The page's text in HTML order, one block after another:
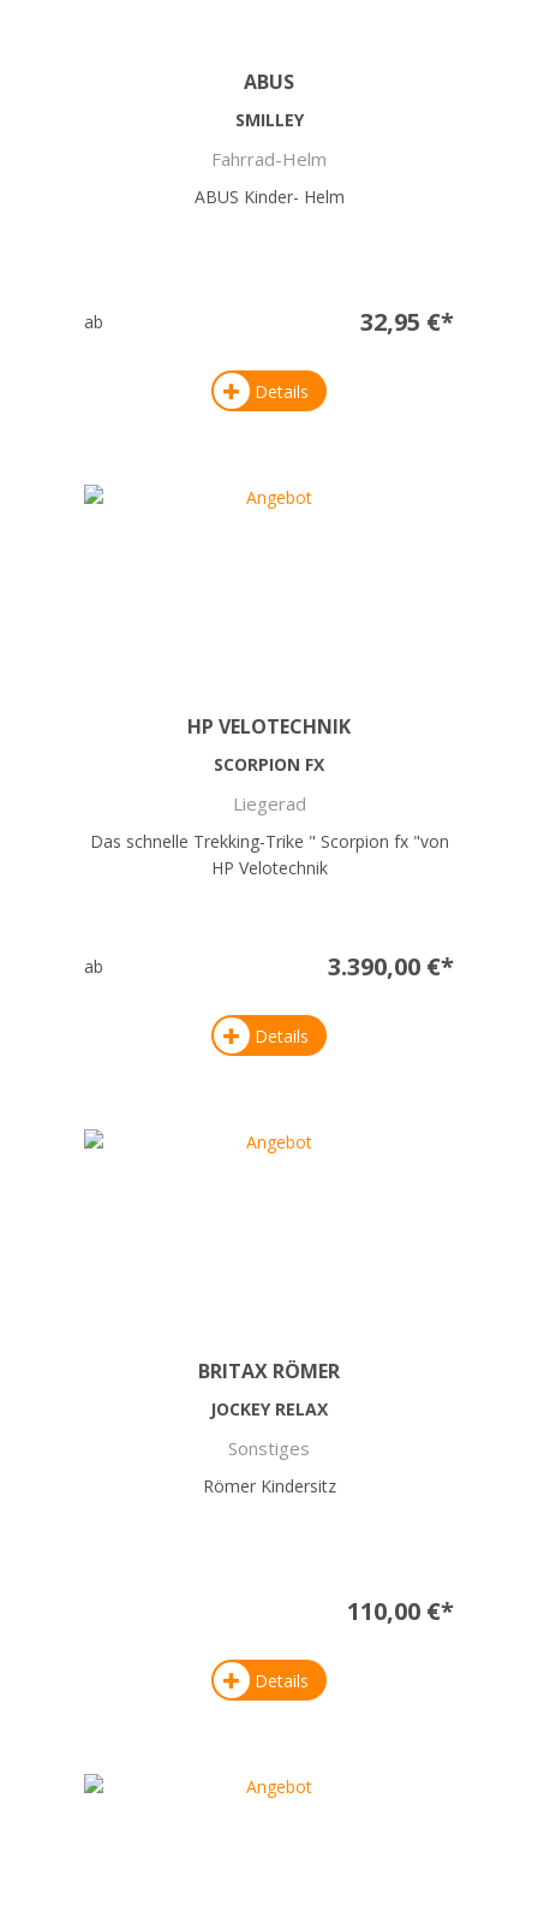
ABUS
SMILLEY
Fahrrad-Helm
ABUS Kinder- Helm
ab 32,95 €*
Details
HP VELOTECHNIK
SCORPION FX
Liegerad
Das schnelle Trekking-Trike " Scorpion fx "von
HP Velotechnik
ab 3.390,00 €*
Details
BRITAX RÖMER
JOCKEY RELAX
Sonstiges
Römer Kindersitz
110,00 €*
Details